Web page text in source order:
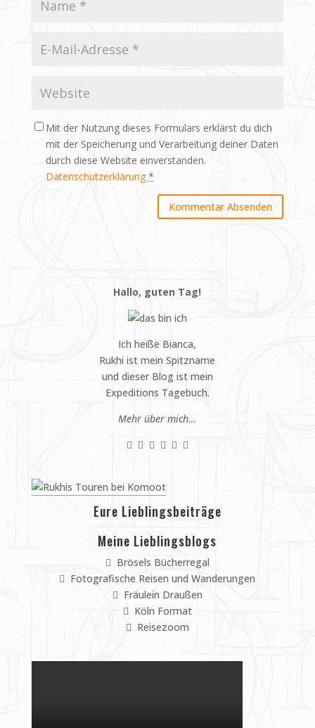
Mit der Nutzung dieses Formulars erklärst du dich
mit der Speicherung und Verarbeitung deiner Daten
durch diese Website einverstanden.
Datenschutzerklärung *
Hallo, guten Tag!
Ich heiße Bianca,
Rukhi ist mein Spitzname
und dieser Blog ist mein
Expeditions Tagebuch.
Mehr über mich…
Eure Lieblingsbeiträge
Meine Lieblingsblogs
Brösels Bücherregal
Fotografische Reisen und Wanderungen
Fräulein Draußen
Köln Format
Reisezoom